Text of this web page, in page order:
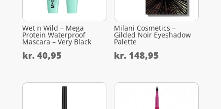
Wet n Wild – Mega
Protein Waterproof
Mascara – Very Black
kr.40,95
Milani Cosmetics –
Gilded Noir Eyeshadow
Palette
kr. 148,95